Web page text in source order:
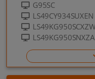
G95SC
LS49CY934SUXEN
LS49KG950SNXZA